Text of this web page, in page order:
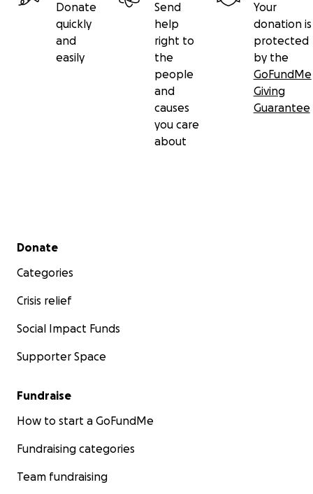
Donate
quickly
and
easily
Send
help
right to
the
people
and
causes
you care
about
Your
donation is
protected
by the
GoFundMe
Giving
Guarantee
Secondary menu
Donate
Categories
Crisis relief
Social Impact Funds
Supporter Space
Fundraise
How to start a GoFundMe
Fundraising categories
Team fundraising